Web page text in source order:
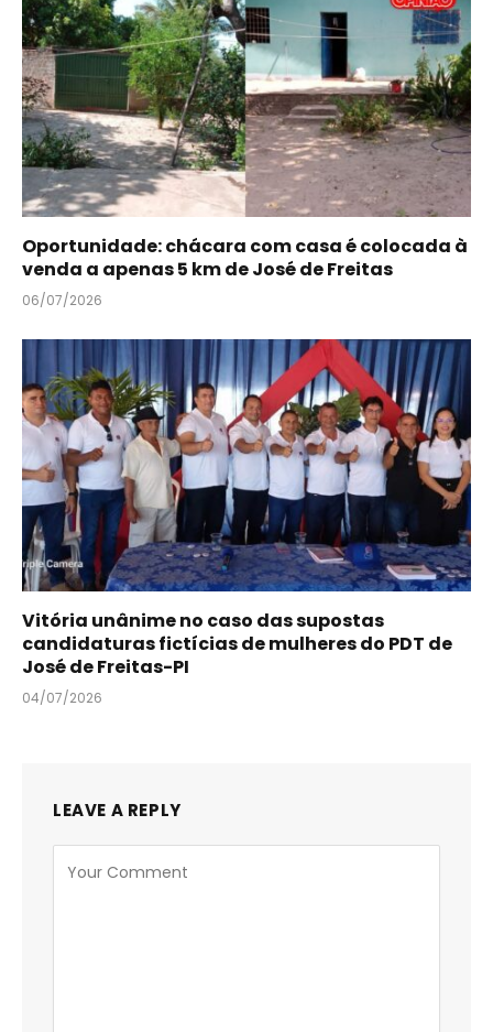
Oportunidade: chácara com casa é colocada à
venda a apenas 5 km de José de Freitas
06/07/2026
Vitória unânime no caso das supostas
candidaturas fictícias de mulheres do PDT de
José de Freitas-PI
04/07/2026
LEAVE A REPLY